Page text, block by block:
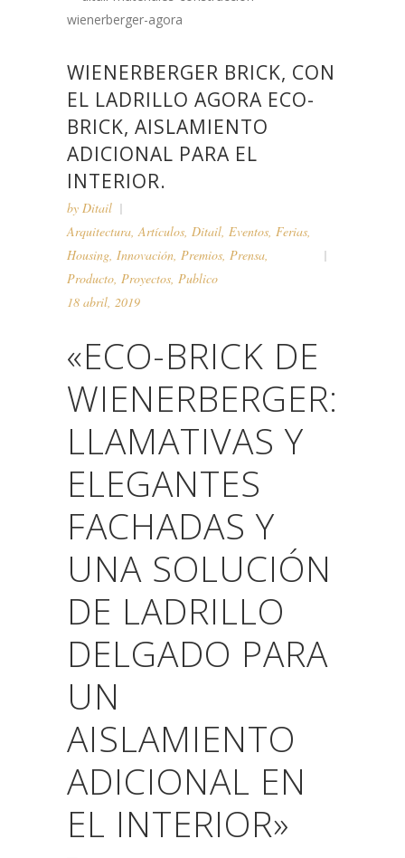
WIENERBERGER BRICK, CON
EL LADRILLO AGORA ECO-
BRICK, AISLAMIENTO
ADICIONAL PARA EL
INTERIOR.
by Ditail
Arquitectura,Artículos, Ditail, Eventos, Ferias,
Housing, Innovación, Premios, Prensa,
Producto, Proyectos, Publico
18 abril, 2019
«ECO-BRICK DE
WIENERBERGER:
LLAMATIVAS Y
ELEGANTES
FACHADAS Y
UNA SOLUCIÓN
DE LADRILLO
DELGADO PARA
UN
AISLAMIENTO
ADICIONAL EN
EL INTERIOR»